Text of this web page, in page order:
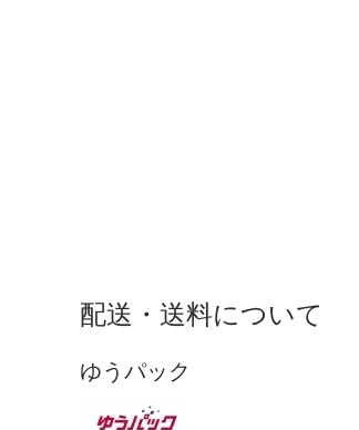
配送・送料について
ゆうパック